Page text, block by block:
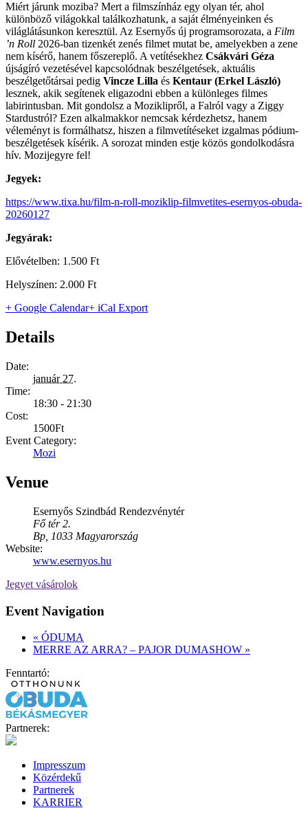
Miért járunk moziba? Mert a filmszínház egy olyan tér, ahol
különböző világokkal találkozhatunk, a saját élményeinken és
világlátásunkon keresztül. Az Esernyős új programsorozata, a Film
’n Roll 2026-ban tizenkét zenés filmet mutat be, amelyekben a zene
nem kísérő, hanem főszereplő. A vetítésekhez Csákvári Géza
újságíró vezetésével kapcsolódnak beszélgetések, aktuális
beszélgetőtársai pedig Vincze Lilla és Kentaur (Erkel László)
lesznek, akik segítenek eligazodni ebben a különleges filmes
labirintusban. Mit gondolsz a Moziklipről, a Falról vagy a Ziggy
Stardustról? Ezen alkalmakkor nemcsak kérdezhetsz, hanem
véleményt is formálhatsz, hiszen a filmvetítéseket izgalmas pódium-
beszélgetések kísérik. A sorozat minden estje közös gondolkodásra
hív. Mozijegyre fel!
Jegyek:
https://www.tixa.hu/film-n-roll-moziklip-filmvetites-esernyos-obuda-
20260127
Jegyárak:
Elővételben: 1.500 Ft
Helyszínen: 2.000 Ft
+ Google Calendar+ iCal Export
Details
Date:
január 27.
Time:
18:30 - 21:30
Cost:
1500Ft
Event Category:
Mozi
Venue
Esernyős Szindbád Rendezvénytér
Fő tér 2.
Bp 1033 Magyarország
Website:
www.esernyos.hu
Jegyet vásárolok
Event Navigation
« ÓDUMA
MERRE AZ ARRA? – PAJOR DUMASHOW »
Fenntartó:
Partnerek:
Impresszum
Közérdekű
Partnerek
KARRIER